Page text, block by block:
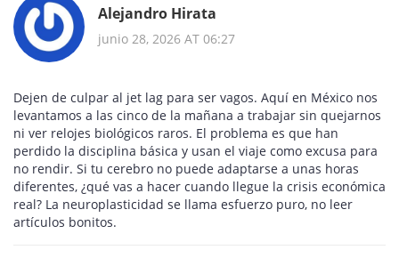
Alejandro Hirata
junio 28, 2026 AT 06:27
Dejen de culpar al jet lag para ser vagos. Aquí en México nos
levantamos a las cinco de la mañana a trabajar sin quejarnos
ni ver relojes biológicos raros. El problema es que han
perdido la disciplina básica y usan el viaje como excusa para
no rendir. Si tu cerebro no puede adaptarse a unas horas
diferentes, ¿qué vas a hacer cuando llegue la crisis económica
real? La neuroplasticidad se llama esfuerzo puro, no leer
artículos bonitos.